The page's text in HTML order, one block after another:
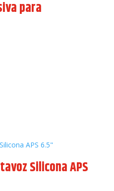
para
Silicona APS